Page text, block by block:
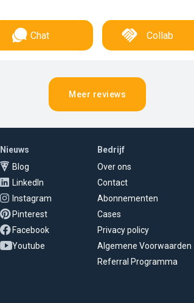
Chat Collab
Meer reviews
Nieuws
Blog
LinkedIn
Instagram
Pinterest
Facebook
Youtube
Bedrijf
Over ons
Contact
Abonnementen
Cases
Privacy policy
Algemene Voorwaarden
Referral Programma